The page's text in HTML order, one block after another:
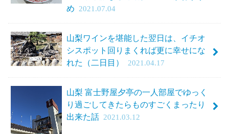
め 2021.07.04
山梨ワインを堪能した翌日は、イチオ
シスポット回りまくれば更に幸せにな
れた（二日目）
2021.04.17
山梨 富士野屋夕亭の一人部屋でゆっく
り過ごしてきたらものすごくまったり
出来た話 2021.03.12